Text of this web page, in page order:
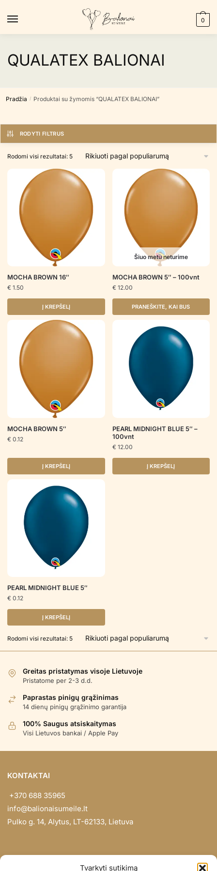
Tvarkyti sutikimą
0
QUALATEX BALIONAI
Pradžia / Produktai su žymomis “QUALATEX BALIONAI”
RODYTI FILTRUS
Rodomi visi rezultatai: 5Rūšiuojama
populiarumą
MOCHA BROWN 16″
€ 1.50
Į KREPŠELĮ
Šiuo metu neturime
MOCHA BROWN 5″ – 100vnt
€ 12.00
PRANEŠKITE, KAI BUS
MOCHA BROWN 5″
€ 0.12
Į KREPŠELĮ
PEARL MIDNIGHT BLUE 5″ –
100vnt
€ 12.00
Į KREPŠELĮ
PEARL MIDNIGHT BLUE 5″
€ 0.12
Į KREPŠELĮ
Rodomi visi rezultatai: 5Rūšiuojama
Greitas pristatymas visoje Lietuvoje
Pristatome per 2-3 d.d.
Paprastas pinigų grąžinimas
14 dienų pinigų grąžinimo garantija
100% Saugus atsiskaitymas
Visi Lietuvos bankai / Apple Pay
KONTAKTAI
+370 688 35965
info@balionaisumeile.lt
Pulko g. 14, Alytus, LT-62133, Lietuva